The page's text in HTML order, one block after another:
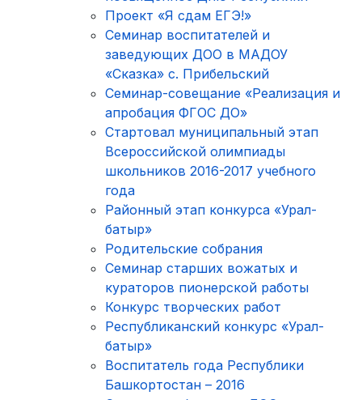
Проект «Я сдам ЕГЭ!»
Семинар воспитателей и
заведующих ДОО в МАДОУ
«Сказка» с. Прибельский
Семинар-совещание «Реализация и
апробация ФГОС ДО»
Стартовал муниципальный этап
Всероссийской олимпиады
школьников 2016-2017 учебного
года
Районный этап конкурса «Урал-
батыр»
Родительские собрания
Cеминар старших вожатых и
кураторов пионерской работы
Конкурс творческих работ
Республиканский конкурс «Урал-
батыр»
Воспитатель года Республики
Башкортостан – 2016